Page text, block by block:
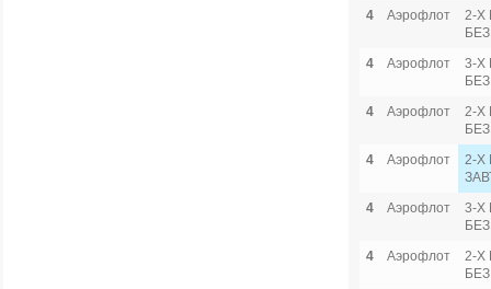
4
Аэрофлот
2-Х
4
Аэрофлот
3-Х
4
Аэрофлот
2-Х
4
Аэрофлот
2-Х
4
Аэрофлот
3-Х
4
Аэрофлот
2-Х